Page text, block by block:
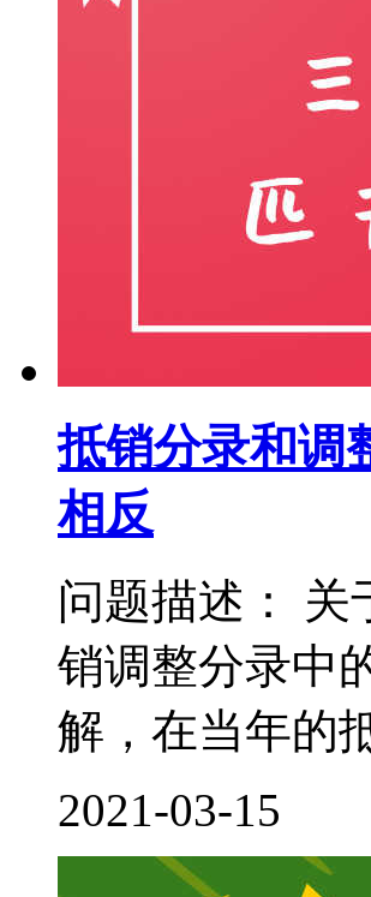
抵销分录和调
相反
问题描述： 关
销调整分录中
解，在当年的
2021-03-15